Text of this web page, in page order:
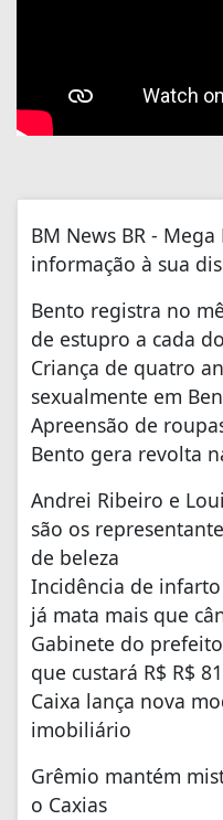
BM News BR -
informação à sua
Bento registra no
de estupro a cada
Criança de quatro
sexualmente em
Apreensão de
Bento gera revolta
Andrei Ribeiro e
são os
de beleza
Incidência de
já mata mais que
Gabinete do
que custará R$ R$
Caixa lança nova
imobiliário
Grêmio mantém
o Caxias